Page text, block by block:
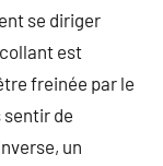
se diriger
est
freinée par le
sentir de
un